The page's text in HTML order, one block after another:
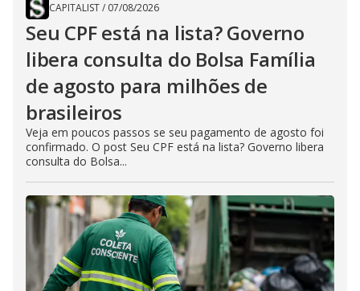
CAPITALIST/ 07/08/2026
Seu CPF está na lista? Governo
libera consulta do Bolsa Família
de agosto para milhões de
brasileiros
Veja em poucos passos se seu pagamento de agosto foi
confirmado. O post Seu CPF está na lista? Governo libera
consulta do Bolsa...